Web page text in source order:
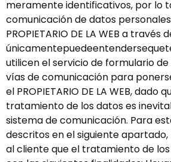
meramente identificativos, por lo
comunicación de datos
PROPIETARIO DE LA WEB a través
utilicen el servicio de formulario
vías de comunicación para
el PROPIETARIO DE LA WEB, dado
tratamiento de los datos es
sistema de comunicación. Para
descritos en el siguiente
al cliente que el tratamiento de